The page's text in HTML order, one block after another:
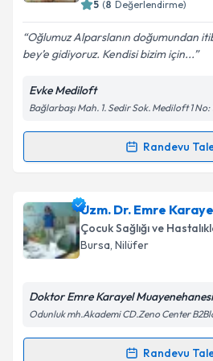
E-posta Adresiniz
Kişisel verilerimin
Metni'ni okudum ve
kapsamda işlenmesini
5 (8 Değerlendirme)
Oğlumuz Alparslanın doğumundan
bey’e gidiyoruz. Kendisi bizim için...
Evke Mediloft
Bağlarbaşı Mah. 1. Sedir Sok. Mediloft 1 No:
Randevu
Randevu Takvimi Talebi
Uzm. Dr. Erdoğan Yüzkollar
talebi oluşturun. Size bu
için bir takvim hazırlandığında
bilgilendireceğiz.
Uzm. Dr. Emre
Çocuk Sağlığı ve
Bursa, Nilüfer
Doktor Emre Karayel Muayenehanesi
Odunluk mh.Akademi CD.Zeno Center
Randevu